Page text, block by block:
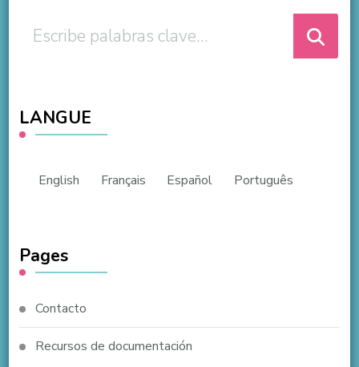
algo?
LANGUE
English Français Español Português
Pages
Contacto
Recursos de documentación